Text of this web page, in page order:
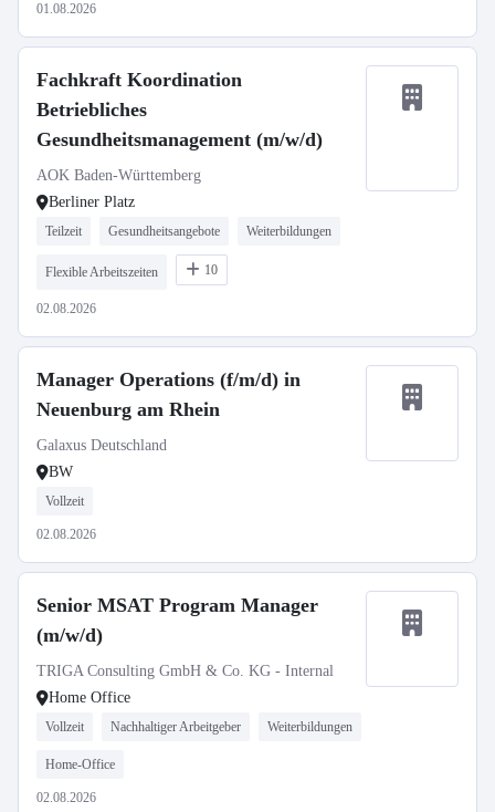
01.08.2026
Fachkraft Koordination
Betriebliches
Gesundheitsmanagement (m/w/d)
AOK Baden-Württemberg
Berliner Platz
Teilzeit Gesundheitsangebote Weiterbildungen
Flexible Arbeitszeiten 10
02.08.2026
Manager Operations (f/m/d) in
Neuenburg am Rhein
Galaxus Deutschland
BW
Vollzeit
02.08.2026
Senior MSAT Program Manager
(m/w/d)
TRIGA Consulting GmbH & Co. KG - Internal
Home Office
Vollzeit Nachhaltiger Arbeitgeber Weiterbildungen
Home-Office
02.08.2026